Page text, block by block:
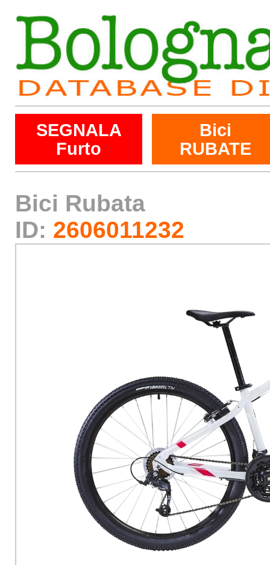
SEGNALA
Furto
Bici
RUBATE
Bici Rubata
ID: 2606011232